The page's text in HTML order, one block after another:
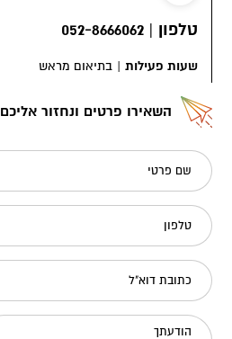
טלפון |
052-8666062
שעות פעילות | בתיאום מראש
השאירו פרטים ונחזור אליכם
שם פרטי
טלפון
כתובת דוא"ל
הודעתך